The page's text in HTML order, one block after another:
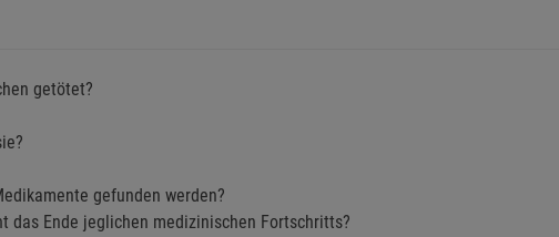
getötet?
gefunden werden?
das Ende jeglichen medizinischen Fortschritts?